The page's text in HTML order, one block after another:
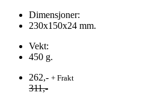
Dimensjoner:
230x150x24 mm.
Vekt:
450 g.
262,- + Frakt
311,-